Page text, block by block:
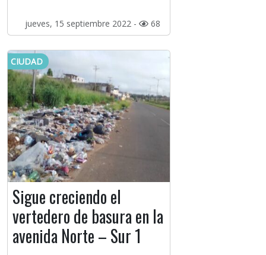
jueves, 15 septiembre 2022 - 68
CIUDAD
Sigue creciendo el
vertedero de basura en la
avenida Norte – Sur 1